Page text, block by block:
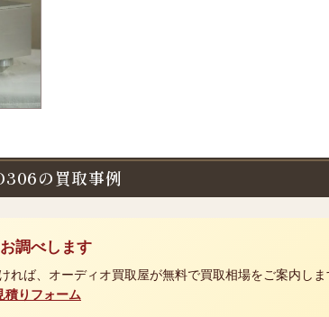
の買取事例
調べします
れば、オーディオ買取屋が無料で買取相場をご案内しま
積りフォーム